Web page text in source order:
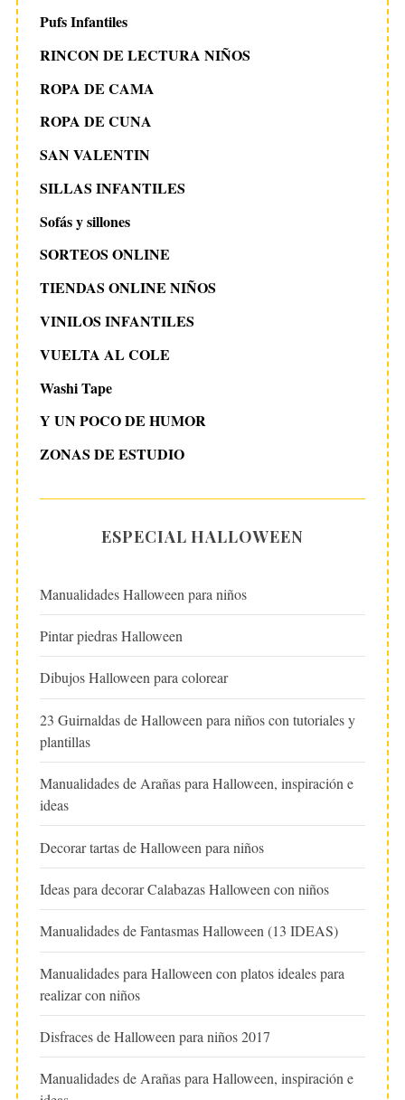
Pufs Infantiles
RINCON DE LECTURA NIÑOS
ROPA DE CAMA
ROPA DE CUNA
SAN VALENTIN
SILLAS INFANTILES
Sofás y sillones
SORTEOS ONLINE
TIENDAS ONLINE NIÑOS
VINILOS INFANTILES
VUELTA AL COLE
Washi Tape
Y UN POCO DE HUMOR
ZONAS DE ESTUDIO
ESPECIAL HALLOWEEN
Manualidades Halloween para niños
Pintar piedras Halloween
Dibujos Halloween para colorear
23 Guirnaldas de Halloween para niños con tutoriales y
plantillas
Manualidades de Arañas para Halloween, inspiración e
ideas
Decorar tartas de Halloween para niños
Ideas para decorar Calabazas Halloween con niños
Manualidades de Fantasmas Halloween (13 IDEAS)
Manualidades para Halloween con platos ideales para
realizar con niños
Disfraces de Halloween para niños 2017
Manualidades de Arañas para Halloween, inspiración e